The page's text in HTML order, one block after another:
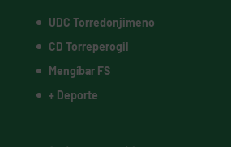
UDC Torredonjimeno
CD Torreperogil
Mengíbar FS
+ Deporte